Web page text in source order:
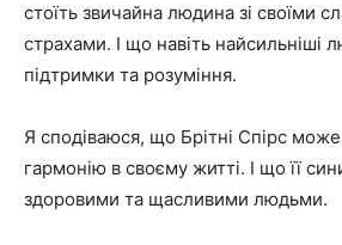
стоїть звичайна людина зі своїми
страхами. І що навіть найсильніші
підтримки та розуміння.
Я сподіваюся, що Брітні Спірс
гармонію в своєму житті. І що її
здоровими та щасливими людьми.